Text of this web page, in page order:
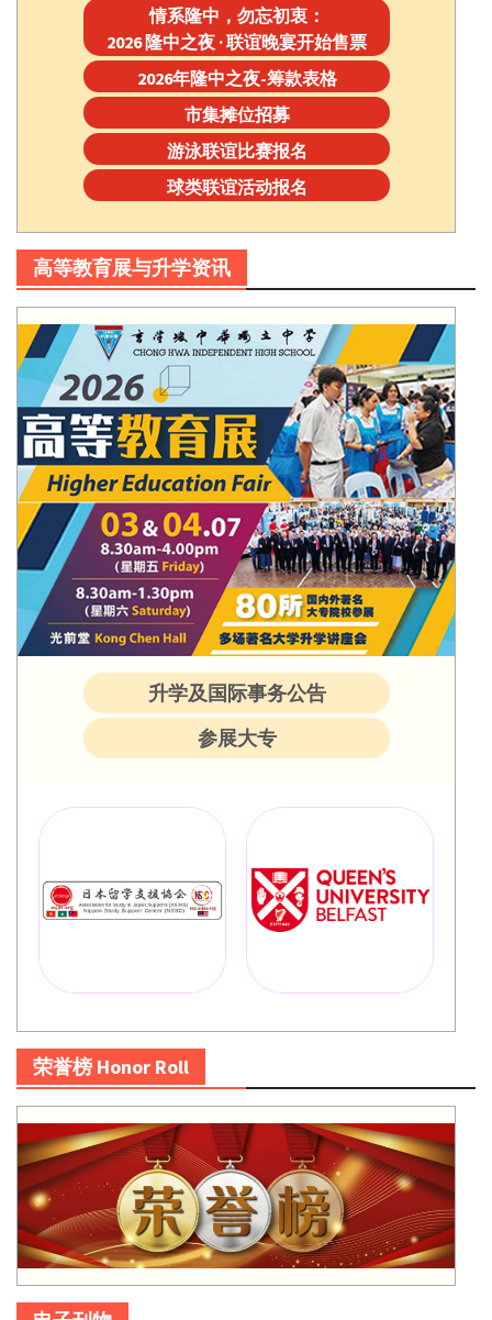
情系隆中，勿忘初衷：
2026 隆中之夜 · 联谊晚宴开始售票
2026年隆中之夜-筹款表格
市集摊位招募
游泳联谊比赛报名
球类联谊活动报名
高等教育展与升学资讯
升学及国际事务公告
参展大专
荣誉榜 Honor Roll